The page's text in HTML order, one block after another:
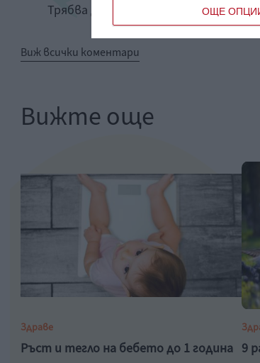
ОЩЕ
Трябва да сте регистриран
Виж всички коментари
Вижте още
Здраве
Ръст и тегло на бебето до 1 година 9